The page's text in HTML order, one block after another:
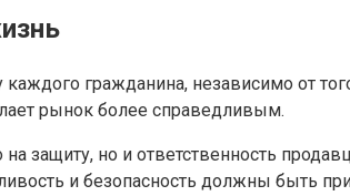
гражданина, независимо от
рынок более справедливым.
защиту, но и ответственность
и безопасность должны быть